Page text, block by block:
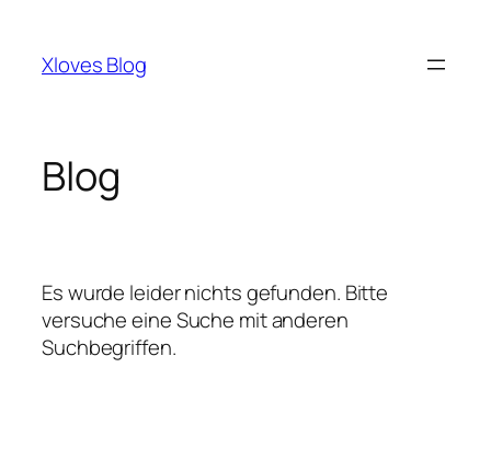
springen
Xloves Blog
Blog
Es wurde leider nichts gefunden. Bitte
versuche eine Suche mit anderen
Suchbegriffen.